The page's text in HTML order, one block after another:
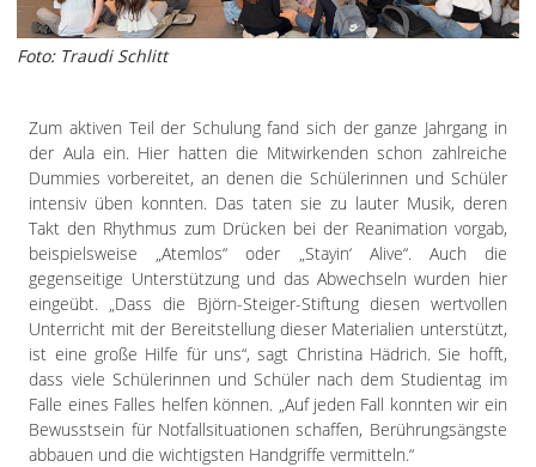
Foto: Traudi Schlitt
Zum aktiven Teil der Schulung fand sich der ganze Jahrgang in
der Aula ein. Hier hatten die Mitwirkenden schon zahlreiche
Dummies vorbereitet, an denen die Schülerinnen und Schüler
intensiv üben konnten. Das taten sie zu lauter Musik, deren
Takt den Rhythmus zum Drücken bei der Reanimation vorgab,
beispielsweise „Atemlos“ oder „Stayin‘ Alive“. Auch die
gegenseitige Unterstützung und das Abwechseln wurden hier
eingeübt. „Dass die Björn-Steiger-Stiftung diesen wertvollen
Unterricht mit der Bereitstellung dieser Materialien unterstützt,
ist eine große Hilfe für uns“, sagt Christina Hädrich. Sie hofft,
dass viele Schülerinnen und Schüler nach dem Studientag im
Falle eines Falles helfen können. „Auf jeden Fall konnten wir ein
Bewusstsein für Notfallsituationen schaffen, Berührungsängste
abbauen und die wichtigsten Handgriffe vermitteln.“